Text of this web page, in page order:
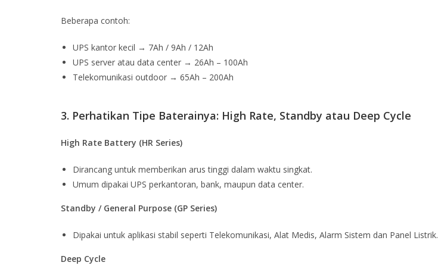
Beberapa contoh:
UPS kantor kecil → 7Ah / 9Ah / 12Ah
UPS server atau data center → 26Ah – 100Ah
Telekomunikasi outdoor → 65Ah – 200Ah
3. Perhatikan Tipe Baterainya: High Rate, Standby atau Deep Cycle
High Rate Battery (HR Series)
Dirancang untuk memberikan arus tinggi dalam waktu singkat.
Umum dipakai UPS perkantoran, bank, maupun data center.
Standby / General Purpose (GP Series)
Dipakai untuk aplikasi stabil seperti Telekomunikasi, Alat Medis, Alarm Sistem dan Panel Listrik.
Deep Cycle